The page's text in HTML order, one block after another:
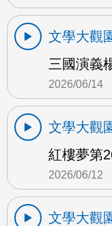
文學大觀
三國演義
2026/06/14
文學大觀
紅樓夢第
2026/06/12
文學大觀